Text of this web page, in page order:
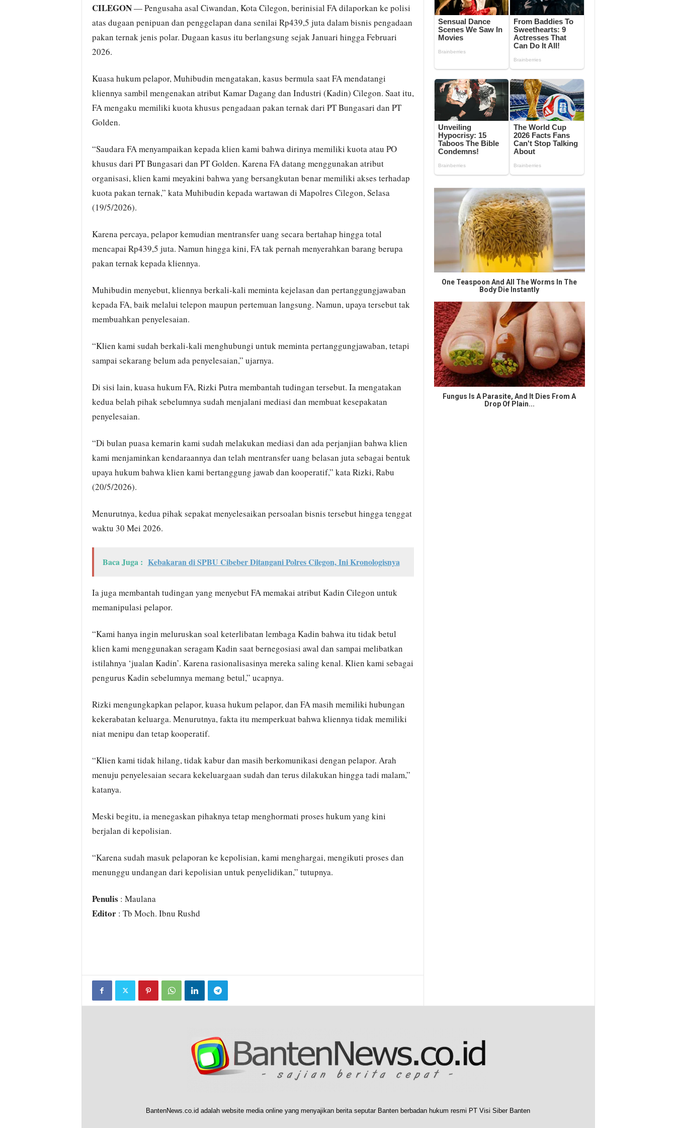
CILEGON— Pengusaha asal Ciwandan, Kota Cilegon, berinisial FA dilaporkan ke polisi
atas dugaan penipuan dan penggelapan dana senilai Rp439,5 juta dalam bisnis pengadaan
pakan ternak jenis polar. Dugaan kasus itu berlangsung sejak Januari hingga Februari
2026.
Kuasa hukum pelapor, Muhibudin mengatakan, kasus bermula saat FA mendatangi
kliennya sambil mengenakan atribut Kamar Dagang dan Industri (Kadin) Cilegon. Saat itu,
FA mengaku memiliki kuota khusus pengadaan pakan ternak dari PT Bungasari dan PT
Golden.
“Saudara FA menyampaikan kepada klien kami bahwa dirinya memiliki kuota atau PO
khusus dari PT Bungasari dan PT Golden. Karena FA datang menggunakan atribut
organisasi, klien kami meyakini bahwa yang bersangkutan benar memiliki akses terhadap
kuota pakan ternak,” kata Muhibudin kepada wartawan di Mapolres Cilegon, Selasa
(19/5/2026).
Karena percaya, pelapor kemudian mentransfer uang secara bertahap hingga total
mencapai Rp439,5 juta. Namun hingga kini, FA tak pernah menyerahkan barang berupa
pakan ternak kepada kliennya.
Muhibudin menyebut, kliennya berkali-kali meminta kejelasan dan pertanggungjawaban
kepada FA, baik melalui telepon maupun pertemuan langsung. Namun, upaya tersebut tak
membuahkan penyelesaian.
“Klien kami sudah berkali-kali menghubungi untuk meminta pertanggungjawaban, tetapi
sampai sekarang belum ada penyelesaian,” ujarnya.
Di sisi lain, kuasa hukum FA, Rizki Putra membantah tudingan tersebut. Ia mengatakan
kedua belah pihak sebelumnya sudah menjalani mediasi dan membuat kesepakatan
penyelesaian.
“Di bulan puasa kemarin kami sudah melakukan mediasi dan ada perjanjian bahwa klien
kami menjaminkan kendaraannya dan telah mentransfer uang belasan juta sebagai bentuk
upaya hukum bahwa klien kami bertanggung jawab dan kooperatif,” kata Rizki, Rabu
(20/5/2026).
Menurutnya, kedua pihak sepakat menyelesaikan persoalan bisnis tersebut hingga tenggat
waktu 30 Mei 2026.
Baca Juga : Kebakaran di SPBU Cibeber Ditangani Polres Cilegon, Ini Kronologisnya
Ia juga membantah tudingan yang menyebut FA memakai atribut Kadin Cilegon untuk
memanipulasi pelapor.
“Kami hanya ingin meluruskan soal keterlibatan lembaga Kadin bahwa itu tidak betul
klien kami menggunakan seragam Kadin saat bernegosiasi awal dan sampai melibatkan
istilahnya ‘jualan Kadin’. Karena rasionalisasinya mereka saling kenal. Klien kami sebagai
pengurus Kadin sebelumnya memang betul,” ucapnya.
Rizki mengungkapkan pelapor, kuasa hukum pelapor, dan FA masih memiliki hubungan
kekerabatan keluarga. Menurutnya, fakta itu memperkuat bahwa kliennya tidak memiliki
niat menipu dan tetap kooperatif.
“Klien kami tidak hilang, tidak kabur dan masih berkomunikasi dengan pelapor. Arah
menuju penyelesaian secara kekeluargaan sudah dan terus dilakukan hingga tadi malam,”
katanya.
Meski begitu, ia menegaskan pihaknya tetap menghormati proses hukum yang kini
berjalan di kepolisian.
“Karena sudah masuk pelaporan ke kepolisian, kami menghargai, mengikuti proses dan
menunggu undangan dari kepolisian untuk penyelidikan,” tutupnya.
Penulis : Maulana
Editor: Tb Moch. Ibnu Rushd
One Teaspoon And All The Worms In The
Body Die Instantly
Fungus Is A Parasite, And It Dies From A
Drop Of Plain...
BantenNews.co.id adalah website media online yang menyajikan berita seputar Banten berbadan hukum resmi PT Visi Siber Banten